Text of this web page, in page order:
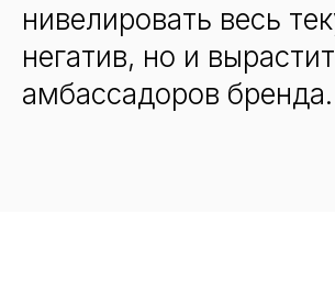
нивелировать весь
негатив, но и
амбассадоров бренда.